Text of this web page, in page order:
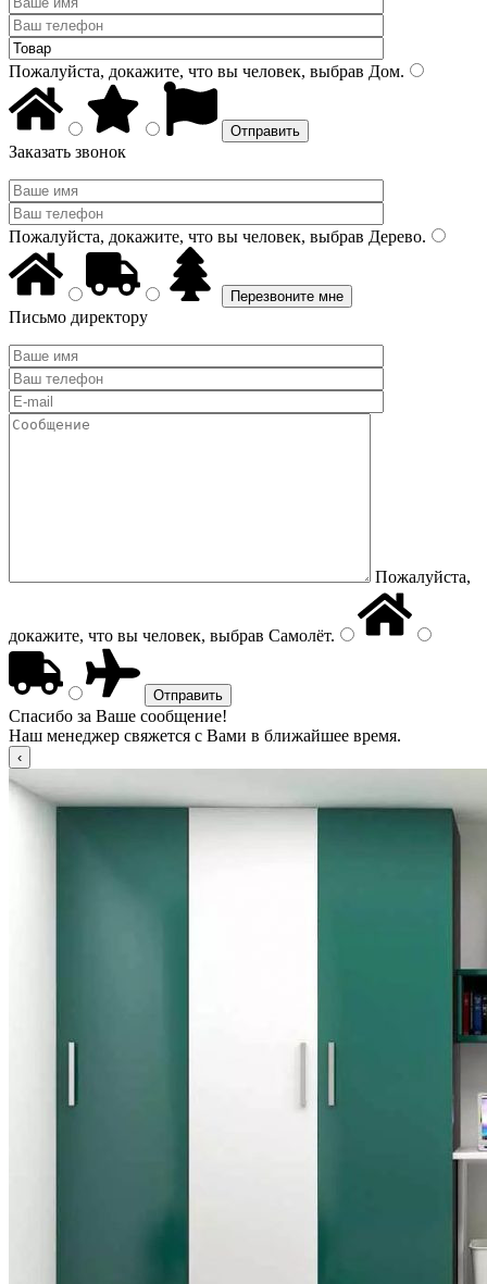
Пожалуйста, докажите, что вы человек, выбрав Дом.
Заказать звонок
Пожалуйста, докажите, что вы человек, выбрав Дерево.
Письмо директору
Пожалуйста,
докажите, что вы человек, выбрав Самолёт.
Спасибо за Ваше сообщение!
Наш менеджер свяжется с Вами в ближайшее время.